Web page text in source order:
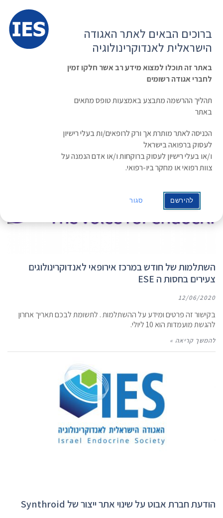
הרשמה ועדכון נתונים
כניסת חברים
ראשי » משולחן האגודה
כנס בינלאומי
השתלמות של חודש במרכז אירופאי לאנדוקרינולוגים
צעירים בחסות ה ESE
12/06/2020
בקישור זה פרטים ומידע על ההשתלמות . לתשומת לבכם תאריך אחרון
להגשת מועמדות הוא 10 ליולי.
להמשך קריאה »
הודעת חברת אבוט על שינוי אתר ייצור של Synthroid
ברוכים הבאים לאתר האגודה
הישראלית לאנדוקרינולוגיה
באתר זה תוכלו למצוא מידע רב אשר חלקו זמין
לחברי אגודה רשומים
תהליך ההרשמה מתבצע באמצעות טופס מתאים
באתר
הכניסה לאתר מותרת אך ורק לרופאים/ות בעלי רישיון
לעסוק ברפואה בישראל
ו/או בעלי רישיון לעסוק ברוקחות ו/או אדם הנמנה על
צוות רפואי או מחקר ביו-רפואי.
להירשם סגור